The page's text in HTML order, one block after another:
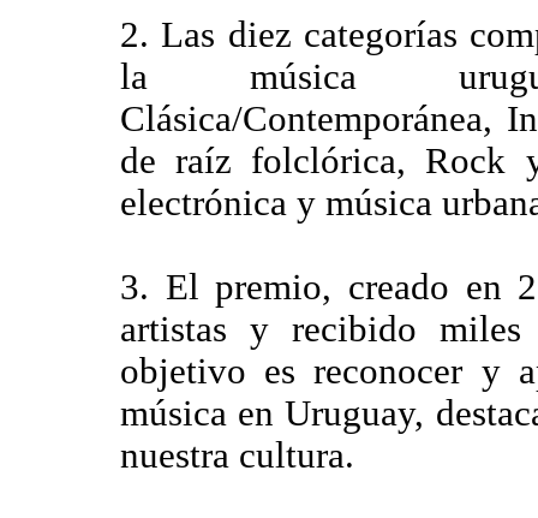
2. Las diez categorías
la música
Clásica/Contemporánea,
de raíz folclórica, Rock
electrónica y música
3. El premio, creado en
artistas y recibido
objetivo es reconocer y
música en Uruguay,
nuestra cultura.